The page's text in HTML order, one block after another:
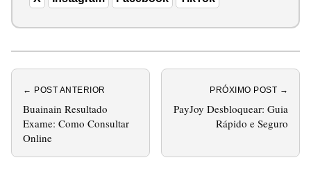
← POST ANTERIOR
Buainain Resultado
Exame: Como Consultar
Online
PRÓXIMO POST →
PayJoy Desbloquear: Guia
Rápido e Seguro